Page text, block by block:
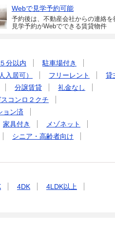
Webで見学予約可能
予約後は、不動産会社からの連絡を
見学予約がWebでできる賃貸物件
分以内
駐車場付き
入居可） フリーレント
貸
分譲賃貸
礼金なし
スコンロ２クチ
ョン済
家具付き
メゾネット
シニア・高齢者向け
4DK
4LDK以上